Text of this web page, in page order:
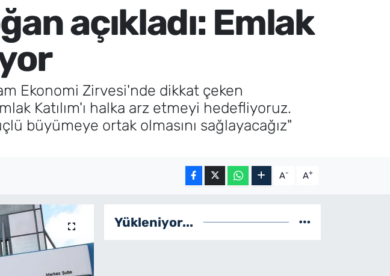
açıkladı: Emlak
Ekonomi Zirvesi'nde dikkat çeken
Katılım'ı halka arz etmeyi hedefliyoruz.
büyümeye ortak olmasını sağlayacağız"
A- A+
Yükleniyor...